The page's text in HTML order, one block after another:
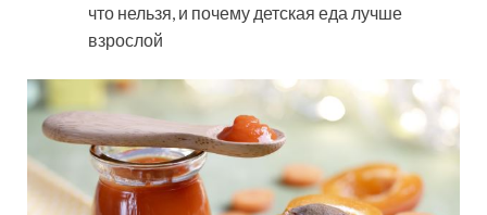
что нельзя, и почему детская еда лучше
взрослой